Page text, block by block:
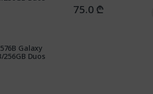
75.0 ₾
Galaxy
256GB Duos